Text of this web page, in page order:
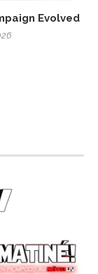
Evolved